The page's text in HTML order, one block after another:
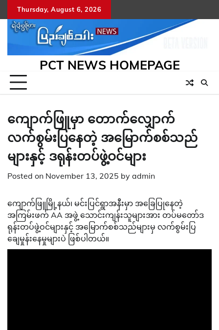
to
content
Thursday, August 6, 2026
PCT NEWS HOMEPAGE
ကျောက်ဖြူမှာ တောက်လျှောက်
လက်စွမ်းပြနေတဲ့ အမြောက်စစ်သည်
များနှင့် ဒရုန်းတပ်ဖွဲ့ဝင်များ
Posted on November 13, 2025 by admin
ကျောက်ဖြူမြို့နယ်၊ မင်းပြင်ရွာအနီးမှာ အခြေပြုနေတဲ့
အကြမ်းဖက် AA အဖွဲ့ သောင်းကျန်းသူများအား တပ်မတော်ဒ
ရုန်းတပ်ဖွဲ့ဝင်များနှင့် အမြောက်စစ်သည်များမှ လက်စွမ်းပြ
ချေမှုန်းနေမှုများပဲ ဖြစ်ပါတယ်။